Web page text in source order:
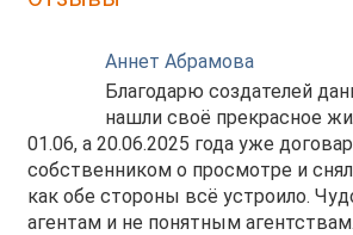
Аннет Абрамова
Благодарю создателей
нашли своё прекрасное
01.06, а 20.06.2025 года уже
собственником о просмотре и
как обе стороны всё устроило.
агентам и не понятным